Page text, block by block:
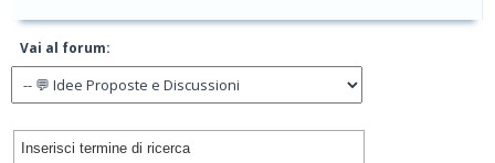
Vai al forum: